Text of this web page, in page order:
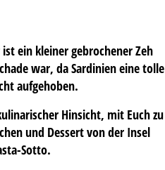
ein kleiner gebrochener Zeh
war, da Sardinien eine tolle
aufgehoben.
Hinsicht, mit Euch zu
und Dessert von der Insel
Sotto.